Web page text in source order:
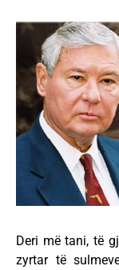
Deri më tani, të
zyrtar të